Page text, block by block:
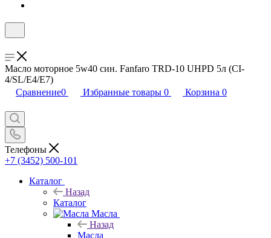
Масло моторное 5w40 син. Fanfaro TRD-10 UHPD 5л (CI-
4/SL/E4/E7)
Сравнение0 Избранные товары 0 Корзина 0
Телефоны
+7 (3452) 500-101
Каталог
Назад
Каталог
Масла
Назад
Масла